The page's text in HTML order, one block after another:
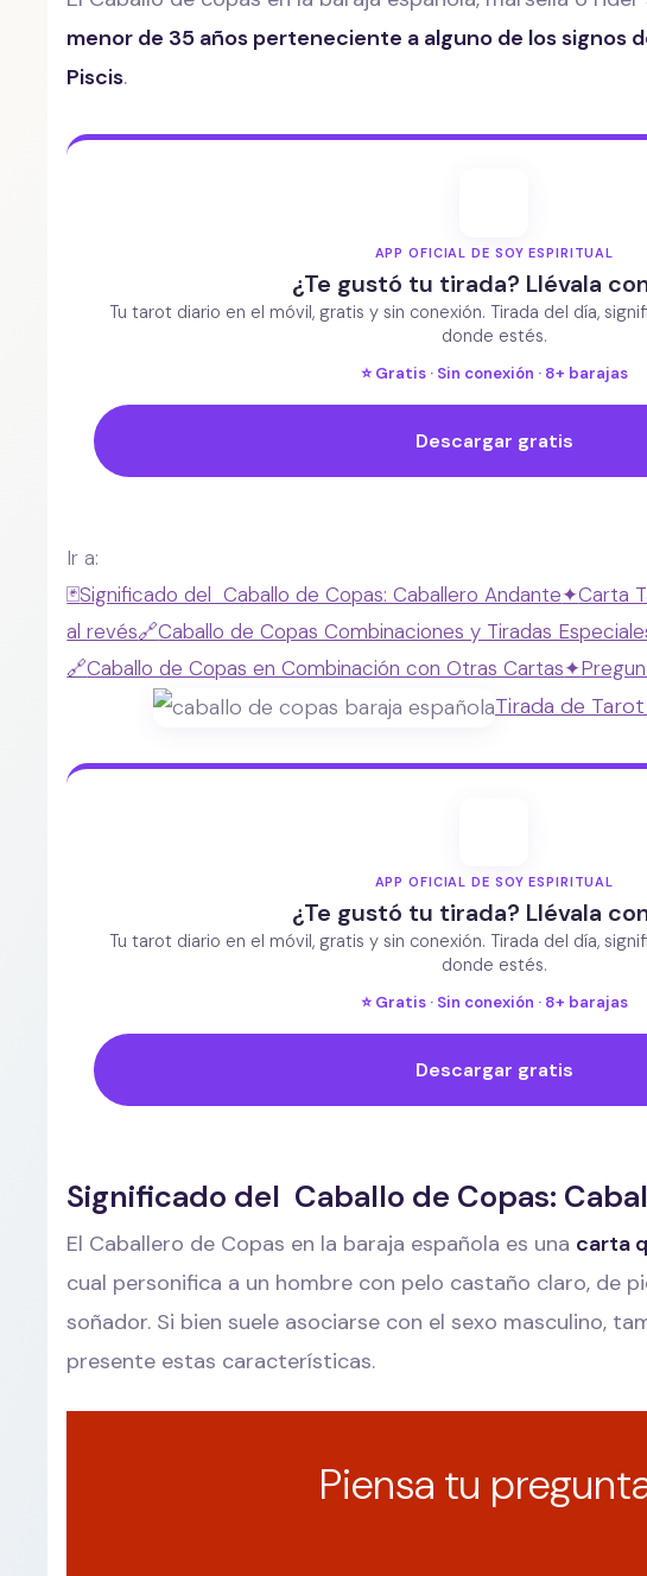
menor de 35 años perteneciente a alguno de los signos
Piscis.
APP OFICIAL DE SOY ESPIRITUAL
¿Te gustó tu tirada? Llévala
Tu tarot diario en el móvil, gratis y sin conexión. Tirada del día,
donde estés.
⭐ Gratis · Sin conexión · 8+ barajas
Descargar gratis
Ir a:
🃏Significado del Caballo de Copas: Caballero Andante✦Carta
al revés🔗Caballo de Copas Combinaciones y Tiradas
🔗Caballo de Copas en Combinación con Otras Cartas✦
Tirada de
APP OFICIAL DE SOY ESPIRITUAL
¿Te gustó tu tirada? Llévala
Tu tarot diario en el móvil, gratis y sin conexión. Tirada del día,
donde estés.
⭐ Gratis · Sin conexión · 8+ barajas
Descargar gratis
Significado del Caballo de Copas:
El Caballero de Copas en la baraja española es una carta
cual personifica a un hombre con pelo castaño claro, de
soñador. Si bien suele asociarse con el sexo masculino,
presente estas características.
Piensa tu